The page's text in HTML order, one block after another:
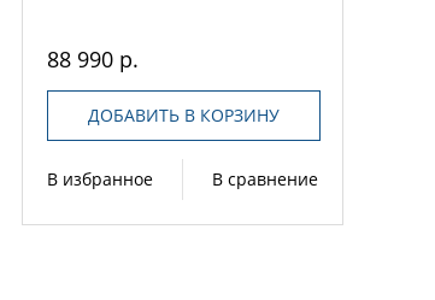
88 990 р.
ДОБАВИТЬ В КОРЗИНУ
В избранное В сравнение